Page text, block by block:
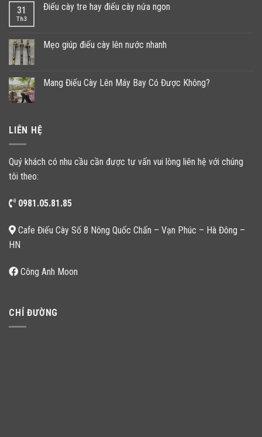
31
Th3
Điếu cày tre hay điếu cày nứa ngon
Mẹo giúp điếu cày lên nước nhanh
Mang Điếu Cày Lên Máy Bay Có Được Không?
LIÊN HỆ
Quý khách có nhu cầu cần được tư vấn vui lòng liên hệ với chúng
tôi theo:
0981.05.81.85
Cafe Điếu Cày Số 8 Nông Quốc Chấn – Vạn Phúc – Hà Đông –
HN
Công Anh Moon
CHỈ ĐƯỜNG